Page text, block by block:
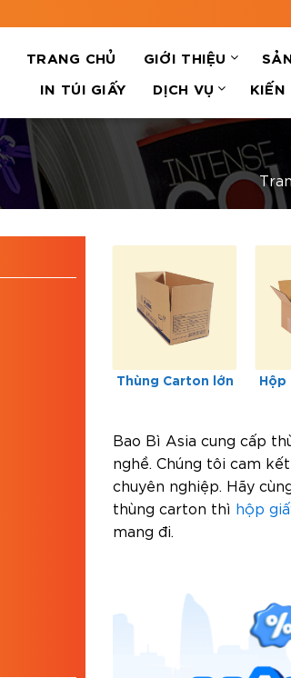
TRANG CHỦ GIỚI THIỆU
IN TÚI GIẤY
DỊCH VỤ KIẾN
Thùng Carton lớn
Hộp
Bao Bì Asia cung cấp
nghề. Chúng tôi cam
chuyên nghiệp. Hãy
thùng carton thì hộp
mang đi.